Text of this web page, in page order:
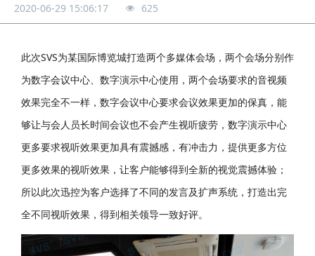
2020-06-29 15:06:17 625
此次SVS为某国际博览城打造两个多媒体会场，两个会场分别作
为数字会议中心、数字演示中心使用，两个会场要求的音视频
效果完全不一样，数字会议中心要求会议效果更加的保真，能
够让与会人员长时间会议也不会产生视听疲劳，数字演示中心
更多要求视听效果更加具有震撼感，有冲击力，提供更多方位
更多效果的视听效果，让客户能够得到全新的视觉震撼体验；
所以此次迅控为客户选择了不同的发言及扩声系统，打造出完
全不同视听效果，得到相关领导一致好评。